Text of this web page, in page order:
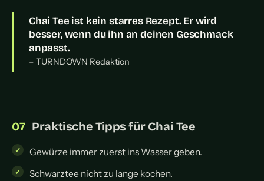
Chai Tee ist kein starres Rezept. Er wird
besser, wenn du ihn an deinen Geschmack
anpasst.
– TURNDOWN Redaktion
Praktische Tipps für Chai Tee
Gewürze immer zuerst ins Wasser geben.
Schwarztee nicht zu lange kochen.